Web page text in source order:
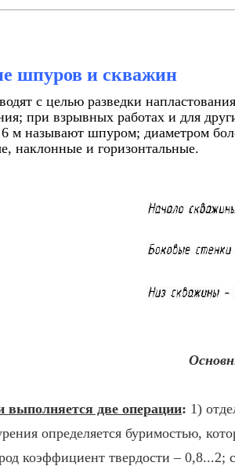
шпуров и скважин
с целью разведки
при взрывных работах и для
6 м называют шпуром; диаметром
наклонные и горизонтальные.
выполняется две операции: 1)
определяется буримостью,
коэффициент твердости –